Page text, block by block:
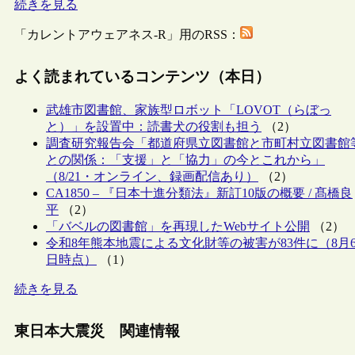
続きを見る
「カレントアウェアネス-R」用のRSS：
よく読まれているコンテンツ（本日）
武雄市図書館、家族型ロボット「LOVOT（らぼっ
と）」を設置中：読書犬の役割も担う
（2）
調査研究報告会「都道府県立図書館と市町村立図書館
との関係：「支援」と「協力」の今とこれから」
（8/21・オンライン、録画配信あり）
（2）
CA1850 – 『日本十進分類法』新訂10版の概要 / 髙橋良
平 （2）
「バベルの図書館」を再現したWebサイト公開
（2）
令和8年熊本地震による文化財等の被害が83件に（8月
日時点）
（1）
続きを見る
東日本大震災 関連情報